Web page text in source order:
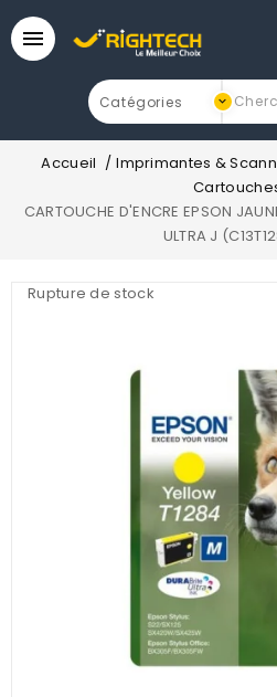

Accueil Imprimantes &
CARTOUCHE D'ENCRE EPSON
ULTRA J
Rupture de stock